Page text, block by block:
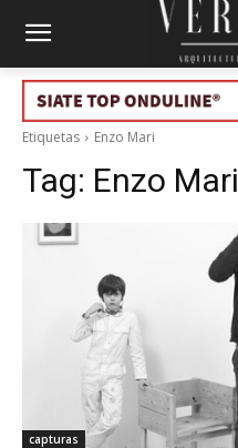
Etiquetas Enzo Mari
Tag: Enzo Mari
capturas